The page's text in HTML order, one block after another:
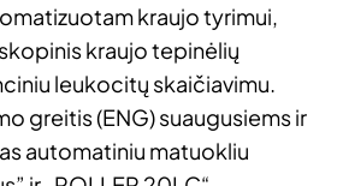
kraujo tyrimui,
kraujo tepinėlių
leukocitų skaičiavimu.
greitis (ENG) suaugusiems ir
automatiniu matuokliu